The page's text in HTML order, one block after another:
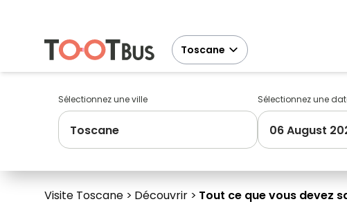
Toscane
Sélectionnez une ville
Toscane
Sélectionnez une
06 August
Visite Toscane Découvrir Tout ce que vous devez